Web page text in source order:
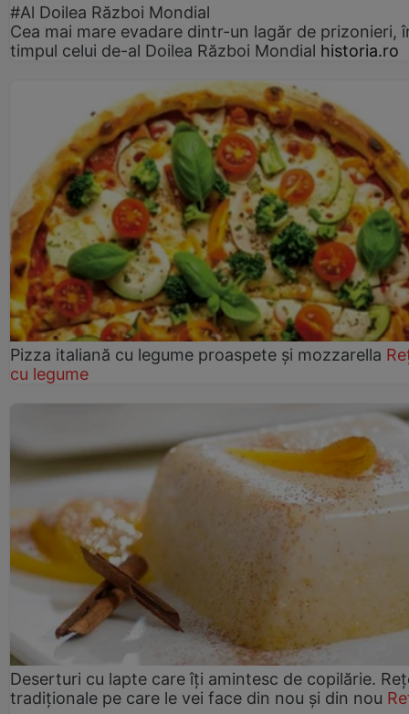
#Al Doilea Război Mondial
Cea mai mare evadare dintr-un lagăr de prizonieri,
timpul celui de-al Doilea Război Mondial historia.ro
Pizza italiană cu legume proaspete și mozzarella
cu legume
Deserturi cu lapte care îți amintesc de copilărie.
tradiționale pe care le vei face din nou și din nou